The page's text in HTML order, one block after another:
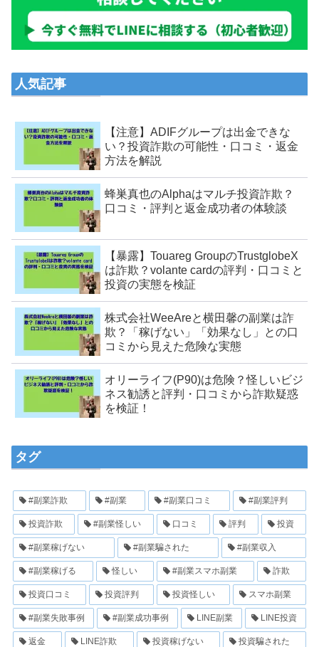
人気記事
【注意】ADIFグループは出金できな
い？投資詐欺の可能性・口コミ・返金
方法を解説
蜂巣真也のAlphaはマルチ投資詐欺？
口コミ・評判と返金成功者の体験談
【暴露】Touareg GroupのTrustglobeX
は詐欺？volante cardの評判・口コミと
投資の実態を検証
株式会社WeeAreと横田馨の副業は詐
欺？「稼げない」「効果なし」との口
コミから見えた危険な実態
オリーライフ(P90)は危険？怪しいビジ
ネス勧誘と評判・口コミから詐欺疑惑
を検証！
タグ
#副業詐欺 #副業 #副業口コミ #副業評判
投資詐欺 #副業怪しい 口コミ 評判 投資
#副業稼げない #副業騙された #副業収入
#副業稼げる 怪しい #副業スマホ副業 詐欺
投資口コミ 投資評判 投資怪しい スマホ副業
#副業失敗事例 #副業成功事例 LINE副業 LINE投資
返金 LINE詐欺 投資稼げない 投資騙された